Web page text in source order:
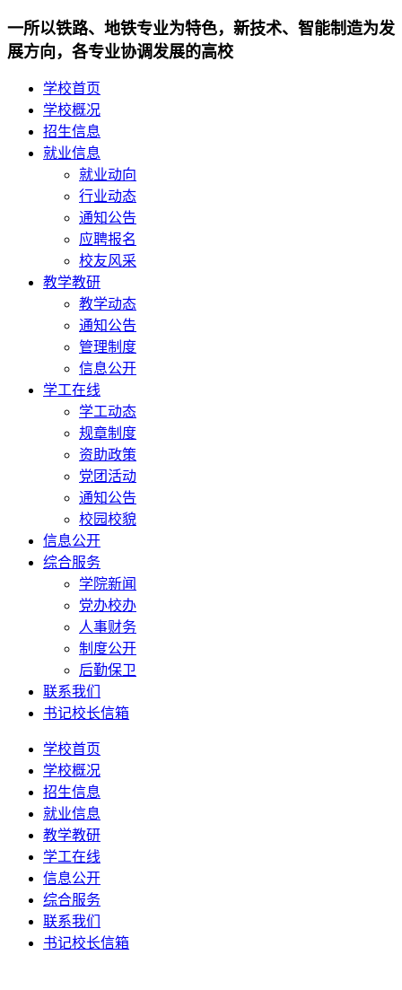
一所以铁路、地铁专业为特色，新技术、智能制造为发
展方向，各专业协调发展的高校
学校首页
学校概况
招生信息
就业信息
就业动向
行业动态
通知公告
应聘报名
校友风采
教学教研
教学动态
通知公告
管理制度
信息公开
学工在线
学工动态
规章制度
资助政策
党团活动
通知公告
校园校貌
信息公开
综合服务
学院新闻
党办校办
人事财务
制度公开
后勤保卫
联系我们
书记校长信箱
学校首页
学校概况
招生信息
就业信息
教学教研
学工在线
信息公开
综合服务
联系我们
书记校长信箱